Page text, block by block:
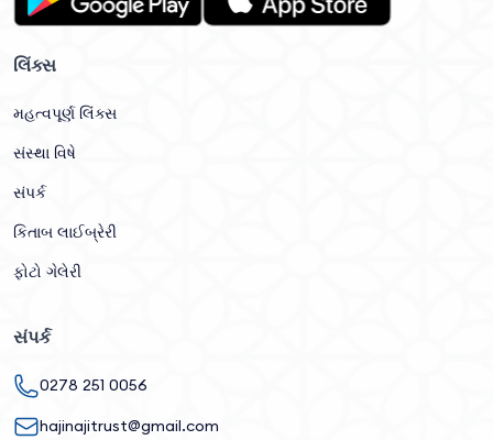
લિંક્સ
મહત્વપૂર્ણ લિંક્સ
સંસ્થા વિષે
સંપર્ક
કિતાબ લાઈબ્રેરી
ફોટો ગેલેરી
સંપર્ક
0278 251 0056
hajinajitrust@gmail.com